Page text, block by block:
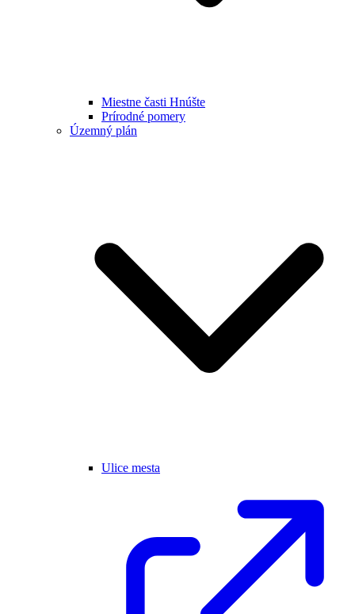
Miestne časti Hnúšte
Prírodné pomery
Územný plán
Ulice mesta